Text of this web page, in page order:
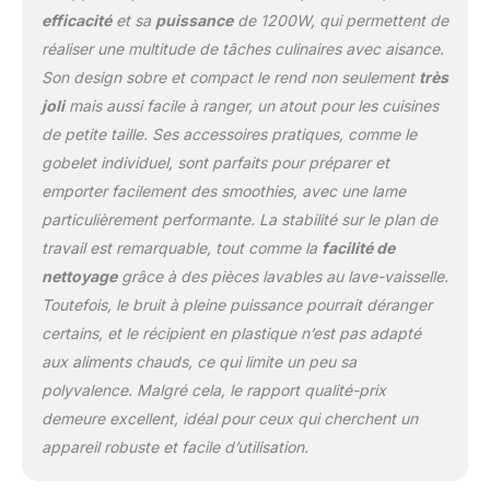
notification d'ajout de
liquide MODES AUTO,
MANUEL et PRÉRÉGLÉ :
Les mixeurs Ninja Detect
vous permettent de
prendre le contrôle de
votre cuisine. Profitez de
la technologie
automatique
BlendSense, des 10
vitesses et des modes
Inclus un guide de
recettes INCLUS : Base
moteur 1200 W, récipient
2L et couvercle (liquide
(remplissage max. 1,6L),
gobelet 680 ml (liquide
max. 644 ml), lame Ninja
efficacitéet sa puissancede 1200W, qui permettent de
réaliser une multitude de tâches culinaires avec aisance.
Son design sobre et compact le rend non seulement très
jolimais aussi facile à ranger, un atout pour les cuisines
de petite taille. Ses accessoires pratiques, comme le
gobelet individuel, sont parfaits pour préparer et
emporter facilement des smoothies, avec une lame
particulièrement performante. La stabilité sur le plan de
travail est remarquable, tout comme la facilité de
nettoyagegrâce à des pièces lavables au lave-vaisselle.
Toutefois, le bruit à pleine puissance pourrait déranger
certains, et le récipient en plastique n’est pas adapté
aux aliments chauds, ce qui limite un peu sa
polyvalence. Malgré cela, le rapport qualité-prix
demeure excellent, idéal pour ceux qui cherchent un
appareil robuste et facile d’utilisation.